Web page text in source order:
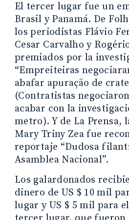
El tercer lugar fue un
Brasil y Panamá. De
los periodistas Flávio
Cesar Carvalho y
premiados por la
“Empreiteiras
abafar apuração de
(Contratistas
acabar con la
metro). Y de La Prensa,
Mary Triny Zea fue
reportaje “Dudosa
Asamblea Nacional”.
Los galardonados
dinero de US $ 10 mil
lugar y US $ 5 mil para